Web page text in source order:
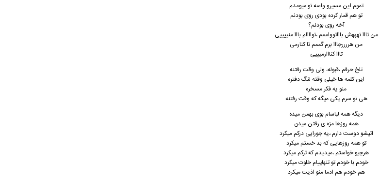
تموم این مسیرو واسه تو میومدم
تو هم قمار کرده بودی روی بودنم
آخه روی بودنم؟
من تااا تهههش باااتوواممم ،تواااام بااا منییییی
من هررررجااا برم گممم تا کنارمی
تااا کنااارمیییی
تلخ حرفم ،قبوله، ولی وقت رفتنه
این کلمه ها خیلی وقته لنگ دفتره
منو یه فکر مسخره
هی تو سرم یکی میگه که وقت رفتنه
دیگه همه لباسام بوی بهمن میده
همه روزها مزه ی رفتن میدن
اتیشو دوست دارم ،یه جورایی درکم میکرد
تو همه روزهایی که بد خستم میکرد
هرچیو خواستم ،میدیدم که ترکم میکرد
خودم با خودم تو تنهاییام خلوت میکرد
هم خودم هم ادما منو اذیت میکرد